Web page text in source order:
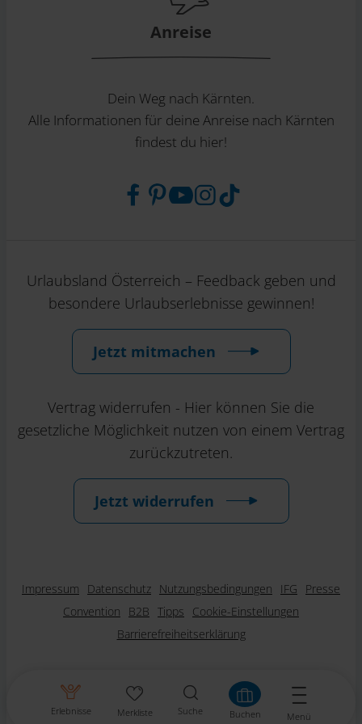
Erlebnisse Merkliste Suche Buchen Menü
Anreise
Dein Weg nach Kärnten.
Alle Informationen für deine Anreise nach Kärnten
findest du hier!
Urlaubsland Österreich – Feedback geben und
besondere Urlaubserlebnisse gewinnen!
Jetzt mitmachen
Vertrag widerrufen - Hier können Sie die
gesetzliche Möglichkeit nutzen von einem Vertrag
zurückzutreten.
Jetzt widerrufen
Impressum Datenschutz Nutzungsbedingungen IFG
Presse
Convention
B2B Tipps
Cookie-Einstellungen
Barrierefreiheitserklärung